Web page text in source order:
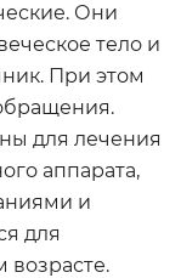
Они
тело и
При этом
для лечения
аппарата,
и
для
возрасте.